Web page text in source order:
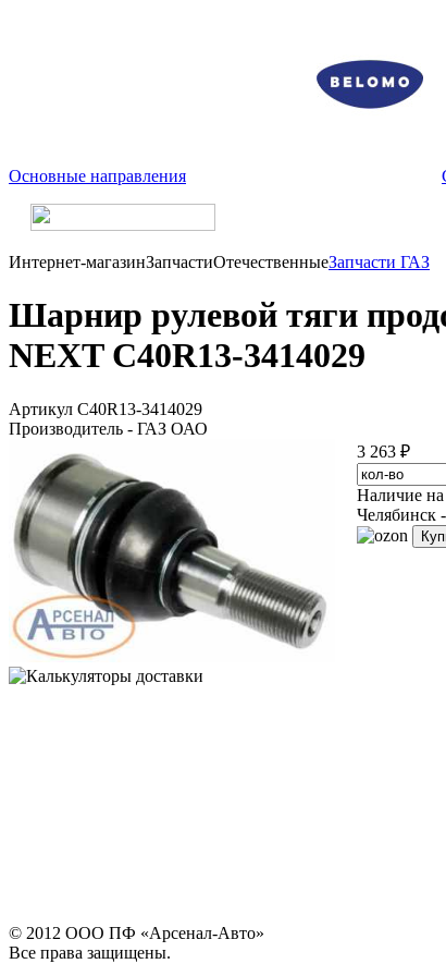
Основные направления
Интернет-магазинЗапчастиОтечественныеЗапчасти ГАЗ
Шарнир рулевой тяги
NEXT С40R13-3414029
Артикул С40R13-3414029
Производитель - ГАЗ ОАО
3 263 ₽
Наличие на
Челябинск -
© 2012 ООО ПФ «Арсенал-Авто»
Все права защищены.